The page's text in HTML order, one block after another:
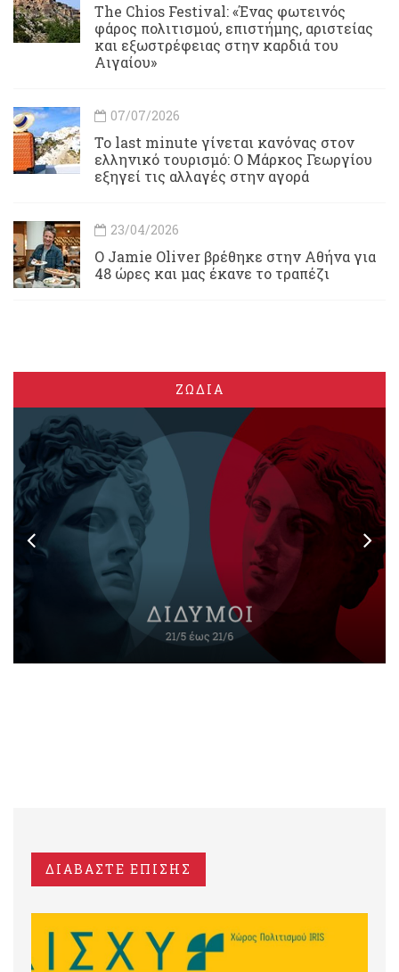
Τhe Chios Festival: «Ένας φωτεινός
φάρος πολιτισμού, επιστήμης, αριστείας
και εξωστρέφειας στην καρδιά του
Αιγαίου»
07/07/2026
Το last minute γίνεται κανόνας στον
ελληνικό τουρισμό: Ο Μάρκος Γεωργίου
εξηγεί τις αλλαγές στην αγορά
23/04/2026
Ο Jamie Oliver βρέθηκε στην Αθήνα για
48 ώρες και μας έκανε το τραπέζι
ΖΩΔΙΑ
ΔΙΑΒΑΣΤΕ ΕΠΙΣΗΣ